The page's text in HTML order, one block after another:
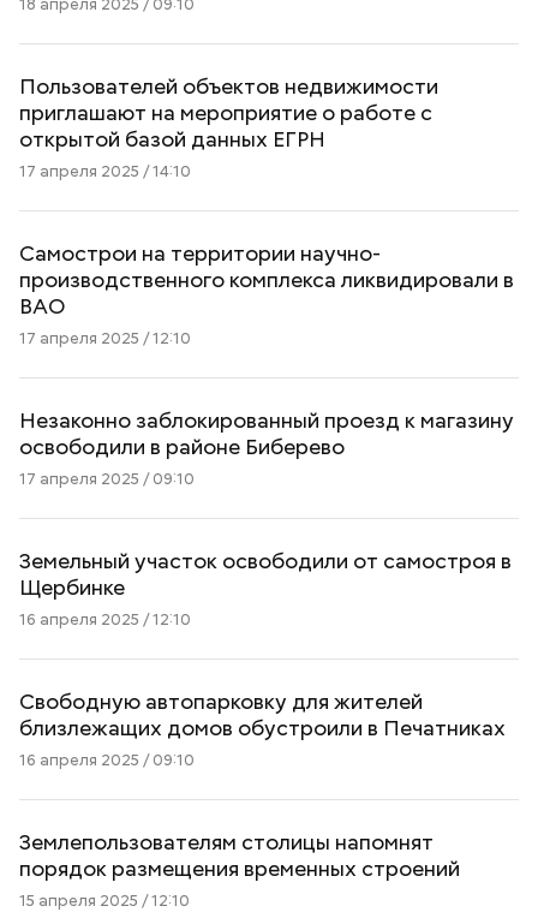
18 апреля 2025 / 09:10
Пользователей объектов недвижимости
приглашают на мероприятие о работе с
открытой базой данных ЕГРН
17 апреля 2025 / 14:10
Cамострои на территории научно-
производственного комплекса ликвидировали в
ВАО
17 апреля 2025 / 12:10
Незаконно заблокированный проезд к магазину
освободили в районе Биберево
17 апреля 2025 / 09:10
Земельный участок освободили от самостроя в
Щербинке
16 апреля 2025 / 12:10
Свободную автопарковку для жителей
близлежащих домов обустроили в Печатниках
16 апреля 2025 / 09:10
Землепользователям столицы напомнят
порядок размещения временных строений
15 апреля 2025 / 12:10